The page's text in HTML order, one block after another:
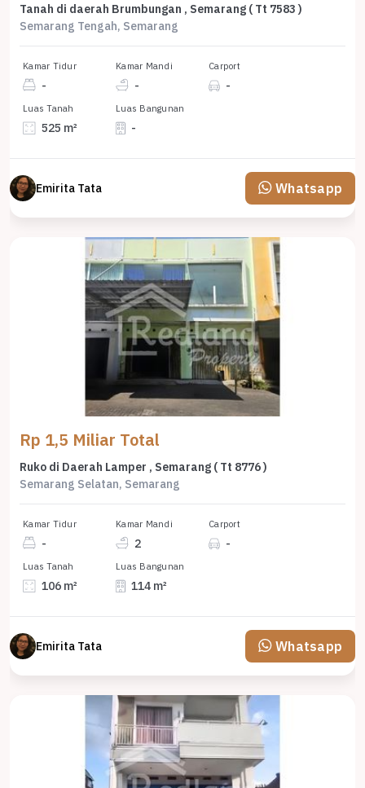
Tanah di daerah Brumbungan , Semarang ( Tt 7583 )
Semarang Tengah, Semarang
Kamar Tidur
-
Kamar Mandi
-
Carport
-
Luas Tanah
525 m²
Luas Bangunan
-
Emirita Tata Whatsapp
Rp 1,5 Miliar Total
Ruko di Daerah Lamper , Semarang ( Tt 8776 )
Semarang Selatan, Semarang
Kamar Tidur
-
Kamar Mandi
2
Carport
-
Luas Tanah
106 m²
Luas Bangunan
114 m²
Emirita Tata Whatsapp